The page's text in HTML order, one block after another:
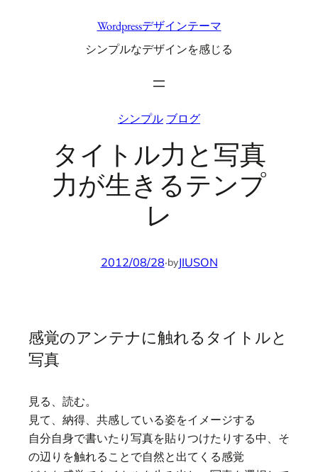
Wordpressデザインテーマ
シンプルなデザインを感じる
シンプル ブログ
タイトル力と写真
力が生きるテンプ
レ
2012/08/28·byJIUSON
感覚のアンテナに触れるタイトルと
写真
見る、読む。
見て、納得、共感している姿をイメージする
自分自身で書いたり写真を貼りつけたりする中、そ
の辺りを触れることで自然と出てくる感覚